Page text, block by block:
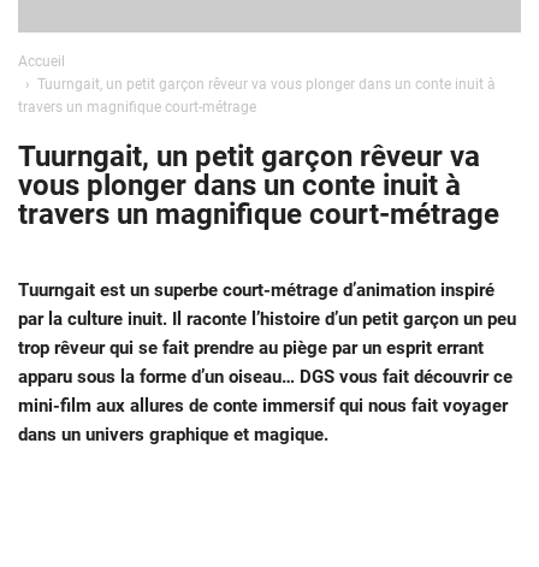
Accueil
Tuurngait, un petit garçon rêveur va vous plonger dans un conte inuit à
travers un magnifique court-métrage
Tuurngait, un petit garçon rêveur va
vous plonger dans un conte inuit à
travers un magnifique court-métrage
Tuurngait est un superbe court-métrage d’animation inspiré
par la culture inuit. Il raconte l’histoire d’un petit garçon un peu
trop rêveur qui se fait prendre au piège par un esprit errant
apparu sous la forme d’un oiseau… DGS vous fait découvrir ce
mini-film aux allures de conte immersif qui nous fait voyager
dans un univers graphique et magique.